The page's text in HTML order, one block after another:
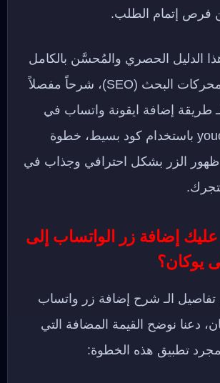
فرص إتمام الطلب.
الدليل الحصري والمُحسَّن بالكامل
لمعايير تحسين محركات البحث (SEO)، شرحاً مفصلاً
طريقة إضافة ايقونة واتساب في
متجر يوكان youcan باستخدام كود بسيط، خطوة
الزر بشكل احترافي وجذاب في
إضافة زر الواتساب إلى
يوكان؟
الـ شرح إضافة زر واتساب
دعنا نوضح القيمة المضافة التي
تطبيق هذه الخطوة: